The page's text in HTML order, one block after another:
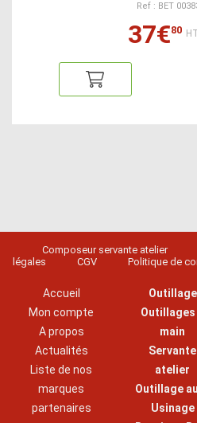
Ref : BET
37€80
Composeur servante atelier
légales
CGV Politique de
Accueil
Mon compte
A propos
Actualités
Liste de nos
marques
partenaires
Outillage
Outillages
main
Servante
atelier
Outillage
Usinage